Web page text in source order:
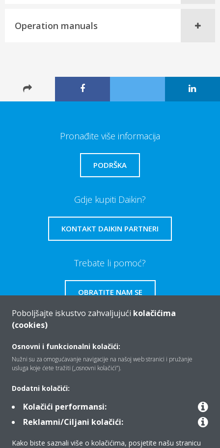
Operation manuals
Pronađite više informacija
PODRŠKA
Gdje kupiti Daikin?
KONTAKT DAIKIN PARTNERI
Trebate li pomoć?
OBRATITE NAM SE
Tko smo mi
Rješenja
Kontakt
Poboljšajte iskustvo zahvaljujući kolačićima
(cookies)
Osnovni i funkcionalni kolačići:
Nužni su za omogućavanje navigacije na našoj web stranici i pružanje
usluga koje ćete tražiti („osnovni kolačići”).
Dodatni kolačići:
Kolačići performansi:
Reklamni/Ciljani kolačići:
Kako biste saznali više o kolačićima, posjetite našu stranicu